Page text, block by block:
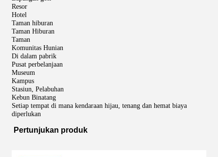
Resor
Hotel
Taman hiburan
Taman Hiburan
Taman
Komunitas Hunian
Di dalam pabrik
Pusat perbelanjaan
Museum
Kampus
Stasiun, Pelabuhan
Kebun Binatang
Setiap tempat di mana kendaraan hijau, tenang dan hemat biaya
diperlukan
Pertunjukan produk